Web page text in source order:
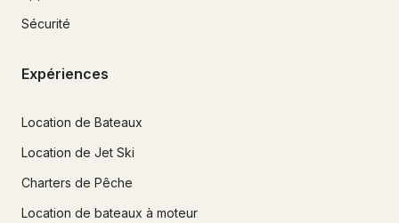
Sécurité
Expériences
Location de Bateaux
Location de Jet Ski
Charters de Pêche
Location de bateaux à moteur